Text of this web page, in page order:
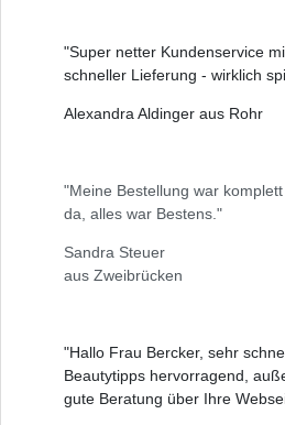
"Super netter Kundenservice
schneller Lieferung - wirklich
Alexandra Aldinger aus Rohr
"Meine Bestellung war
da, alles war Bestens."
Sandra Steuer
aus Zweibrücken
"Hallo Frau Bercker, sehr
Beautytipps hervorragend,
gute Beratung über Ihre